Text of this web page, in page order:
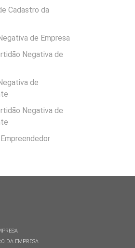
Cadastro da
de Empresa
Negativa de
de
Negativa de
DA EMPRESA